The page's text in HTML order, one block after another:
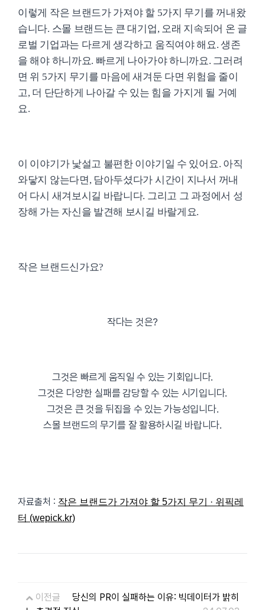
이렇게 작은 브랜드가 가져야 할 5가지 무기를 꺼내왔
습니다. 스몰 브랜드는 큰 대기업, 오래 지속되어 온 글
로벌 기업과는 다르게 생각하고 움직여야 해요. 생존
을 해야 하니까요. 빠르게 나아가야 하니까요. 그러려
면 위 5가지 무기를 마음에 새겨둔 다면 위험을 줄이
고, 더 단단하게 나아갈 수 있는 힘을 가지게 될 거예
요.
이 이야기가 낯설고 불편한 이야기일 수 있어요. 아직
와닿지 않는다면, 담아두셨다가 시간이 지나서 꺼내
어 다시 새겨보시길 바랍니다. 그리고 그 과정에서 성
장해 가는 자신을 발견해 보시길 바랄게요.
작은 브랜드신가요?
작다는 것은?
그것은 빠르게 움직일 수 있는 기회입니다.
그것은 다양한 실패를 감당할 수 있는 시기입니다.
그것은 큰 것을 뒤집을 수 있는 가능성입니다.
스몰 브랜드의 무기를 잘 활용하시길 바랍니다.
자료출처 : 작은 브랜드가 가져야 할 5가지 무기 · 위픽레
터 (wepick.kr)
이전글
당신의 PR이 실패하는 이유: 빅데이터가 밝히